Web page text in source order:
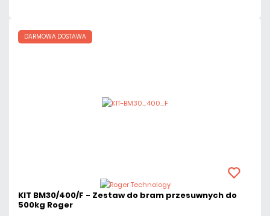
DARMOWA DOSTAWA
KIT BM30/400/F - Zestaw do bram przesuwnych do
500kg Roger